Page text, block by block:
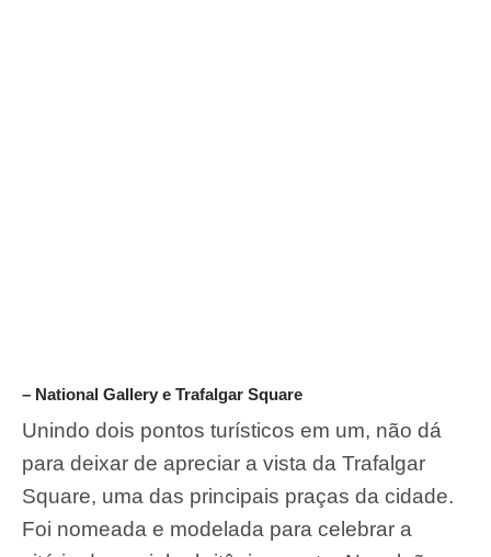
– National Gallery e Trafalgar Square
Unindo dois pontos turísticos em um, não dá
para deixar de apreciar a vista da Trafalgar
Square, uma das principais praças da cidade.
Foi nomeada e modelada para celebrar a